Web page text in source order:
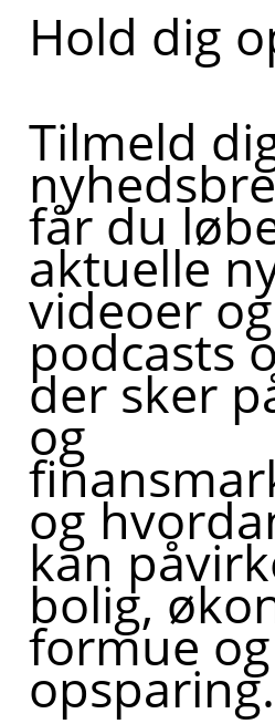
Hold dig
Tilmeld
får du
aktuelle
videoer og
podcasts
der sker
og
og
kan
bolig,
formue og
opsparing.